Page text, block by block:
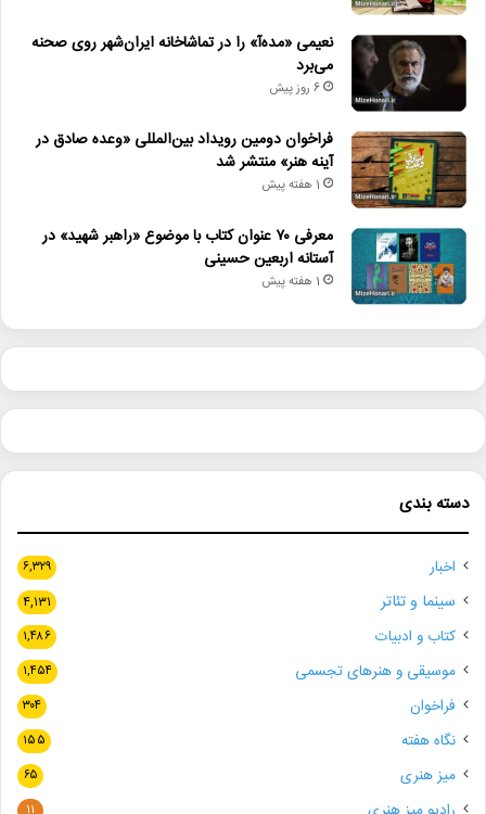
نعیمی «مده‌آ» را در تماشاخانه ایران‌شهر روی صحنه
می‌برد
6 روز پیش
فراخوان دومین رویداد بین‌المللی «وعده صادق در
آینه هنر» منتشر شد
1 هفته پیش
معرفی ۷۰ عنوان کتاب با موضوع «راهبر شهید» در
آستانه اربعین حسینی
1 هفته پیش
دسته بندی
اخبار ۶,۳۲۹
سینما و تئاتر ۴,۱۳۱
کتاب و ادبیات ۱,۴۸۶
موسیقی و هنرهای تجسمی ۱,۴۵۴
فراخوان ۳۰۴
نگاه هفته ۱۵۵
میز هنری ۶۵